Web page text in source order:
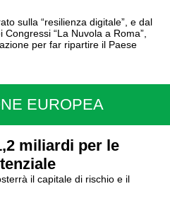
sulla “resilienza digitale”, e dal
“La Nuvola a Roma”,
per far ripartire il Paese
EUROPEA
miliardi per le
il capitale di rischio e il